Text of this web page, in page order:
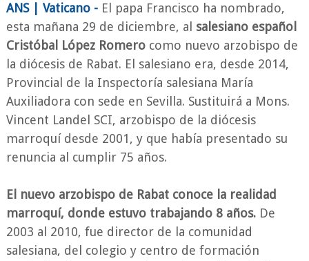
ANS | Vaticano -El papa Francisco ha nombrado,
esta mañana 29 de diciembre, al salesiano español
Cristóbal López Romerocomo nuevo arzobispo de
la diócesis de Rabat. El salesiano era, desde 2014,
Provincial de la Inspectoría salesiana María
Auxiliadora con sede en Sevilla. Sustituirá a Mons.
Vincent Landel SCI, arzobispo de la diócesis
marroquí desde 2001, y que había presentado su
renuncia al cumplir 75 años.
El nuevo arzobispo de Rabat conoce la realidad
marroquí, donde estuvo trabajando 8 años. De
2003 al 2010, fue director de la comunidad
salesiana, del colegio y centro de formación